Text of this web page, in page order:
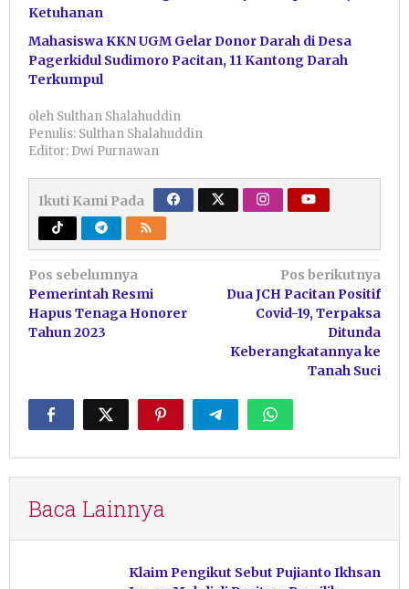
Ketuhanan
Mahasiswa KKN UGM Gelar Donor Darah di Desa
Pagerkidul Sudimoro Pacitan, 11 Kantong Darah
Terkumpul
oleh Sulthan Shalahuddin
Penulis: Sulthan Shalahuddin
Editor: Dwi Purnawan
Ikuti Kami Pada
Navigasi
pos
Pos sebelumnya
Pemerintah Resmi
Hapus Tenaga Honorer
Tahun 2023
Pos berikutnya
Dua JCH Pacitan Positif
Covid-19, Terpaksa
Ditunda
Keberangkatannya ke
Tanah Suci
Baca Lainnya
Klaim Pengikut Sebut Pujianto Ikhsan